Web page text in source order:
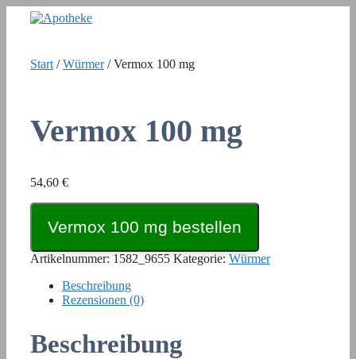
Inhalt
Start /Würmer/ Vermox 100 mg
Vermox 100 mg
54,60 €
Vermox 100 mg bestellen
Artikelnummer: 1582_9655 Kategorie: Würmer
Beschreibung
Rezensionen (0)
Beschreibung